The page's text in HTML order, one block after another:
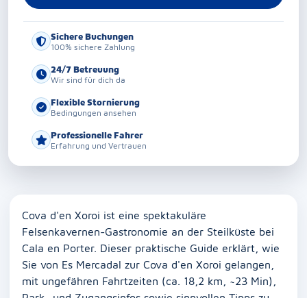
Sichere Buchungen
100% sichere Zahlung
24/7 Betreuung
Wir sind für dich da
Flexible Stornierung
Bedingungen ansehen
Professionelle Fahrer
Erfahrung und Vertrauen
Cova d'en Xoroi ist eine spektakuläre
Felsenkavernen-Gastronomie an der Steilküste bei
Cala en Porter. Dieser praktische Guide erklärt, wie
Sie von Es Mercadal zur Cova d'en Xoroi gelangen,
mit ungefähren Fahrtzeiten (ca. 18,2 km, ~23 Min),